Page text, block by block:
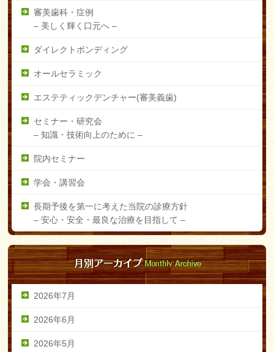
審美歯科・症例
– 美しく輝く口元へ –
ダイレクトボンディング
オールセラミック
エステティックデンチャー(審美義歯)
セミナー・研究会
–知識・技術向上のために –
院内セミナー
学会・講習会
長期予後を第一に考えた当院の診療方針
–安心・安全・最良な治療を目指して –
2026年7月
2026年6月
2026年5月